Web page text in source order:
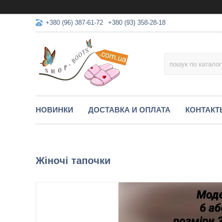
+380 (96) 387-61-72 +380 (93) 358-28-18
НОВИНКИ ДОСТАВКА И ОПЛАТА
Жіночі тапочки